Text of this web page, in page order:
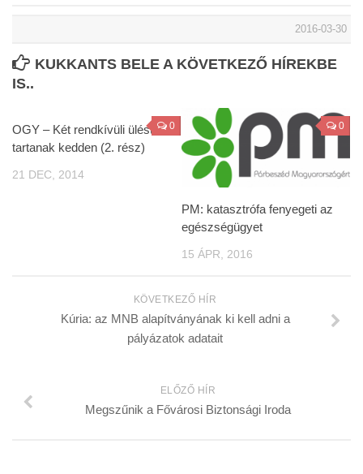
2016-03-30
KUKKANTS BELE A KÖVETKEZŐ HÍREKBE
IS..
0
OGY – Két rendkívüli ülést
tartanak kedden (2. rész)
21 DEC, 2014
0
PM: katasztrófa fenyegeti az
egészségügyet
15 ÁPR, 2016
KÖVETKEZŐ HÍR
Kúria: az MNB alapítványának ki kell adni a
pályázatok adatait
ELŐZŐ HÍR
Megszűnik a Fővárosi Biztonsági Iroda